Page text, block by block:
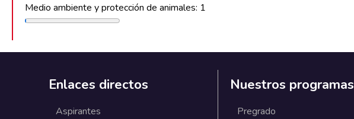
Medio ambiente y protección de animales: 1
Enlaces directos
Aspirantes
Nuestros programas
Pregrado